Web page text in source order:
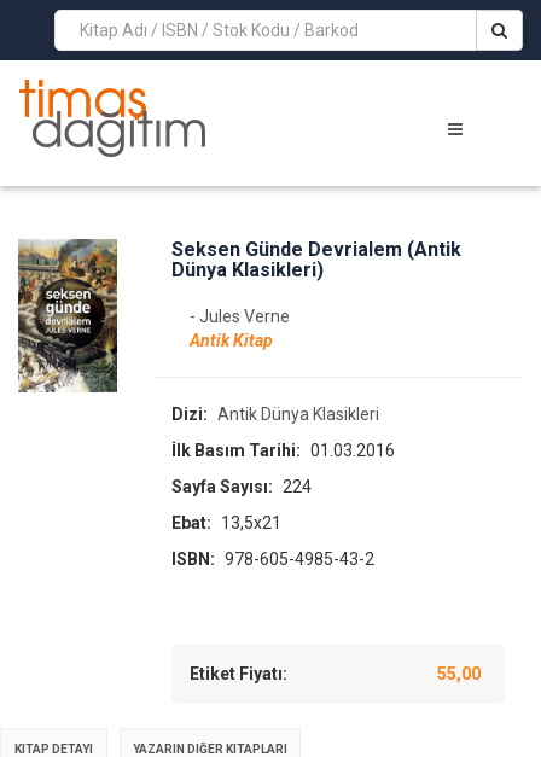
>
Seksen Günde Devrialem (Antik
Dünya Klasikleri)
- Jules Verne
Antik Kitap
Dizi: Antik Dünya Klasikleri
İlk Basım Tarihi: 01.03.2016
Sayfa Sayısı:
224
Ebat:
13,5x21
ISBN: 978-605-4985-43-2
Etiket Fiyatı: 55,00
KITAP DETAYI YAZARIN DIĞER KITAPLARI